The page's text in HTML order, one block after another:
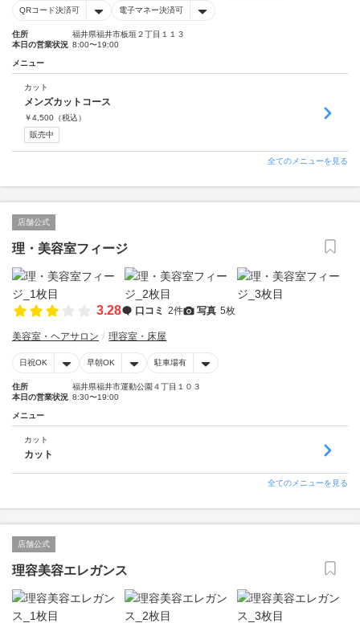
QRコード決済可 電子マネー決済可
住所
福井県福井市板垣２丁目１１３
本日の営業状況 8:00〜19:00
メニュー
カット
メンズカットコース
￥4,500 （税込）
販売中
全てのメニューを見る
店舗公式
理・美容室フィージ
3.28 口コミ 2件 写真 5枚
美容室・ヘアサロン 理容室・床屋
日祝OK 早朝OK 駐車場有
住所
福井県福井市運動公園４丁目１０３
本日の営業状況 8:30〜19:00
メニュー
カット
カット
全てのメニューを見る
店舗公式
理容美容エレガンス